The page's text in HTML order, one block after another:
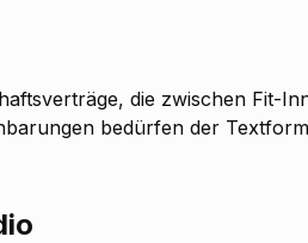
die zwischen Fit-
bedürfen der